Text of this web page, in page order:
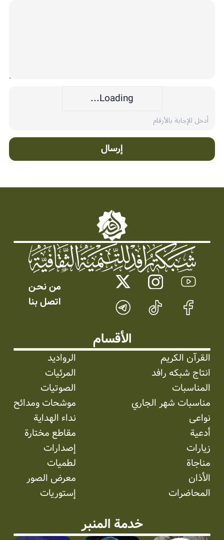
Loading...
إرسال
من نحـن
اتصل بنا
الأقسام
القرآن الكريم
انتاج شبکه رافد
المناسبات
مناسبات شهر الجاري
نواعی
أدعية
زيارات
مناجاة
الأذان
المحاضرات
الرواديد
المرئیات
الصوتیات
موشحات ومدائح
نداء الهداية
مقاطع مختارة
إصدارات
لطميات
معرض الصور
إستوریات
خدمة المنبر